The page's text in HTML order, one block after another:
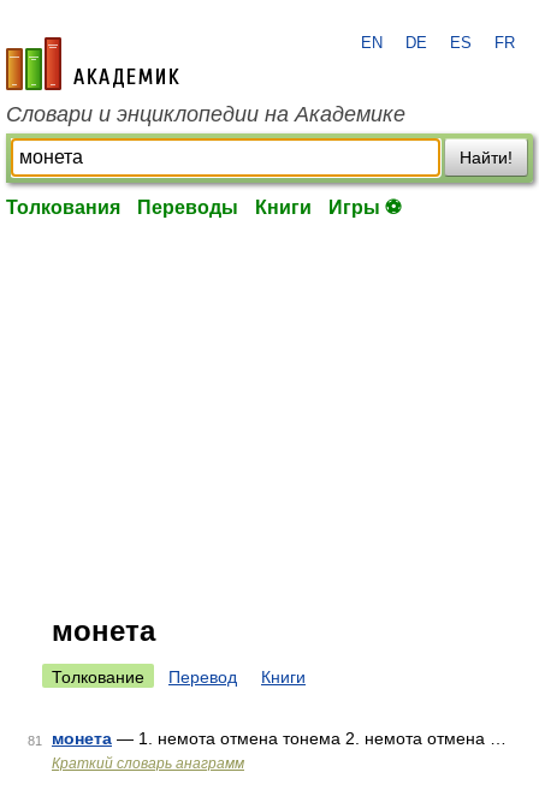
academic.ru
EN DE ES FR
Словари и энциклопедии на Академике
Найти!
Толкования Переводы Книги Игры ⚽
монета
Толкование Перевод Книги
81 монета — 1. немота отмена тонема 2. немота отмена …
Краткий словарь анаграмм